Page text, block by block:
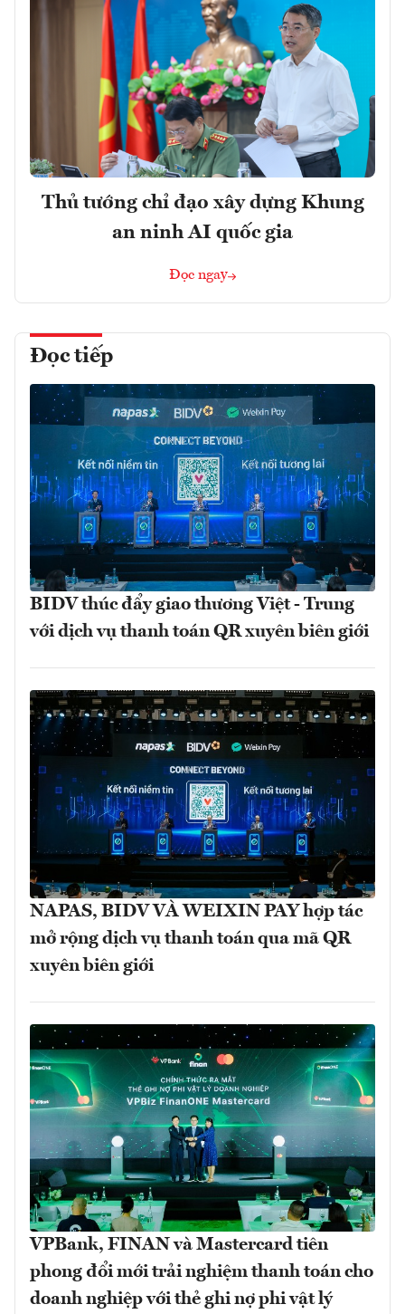
Thủ tướng chỉ đạo xây dựng Khung
an ninh AI quốc gia
Đọc ngay
Đọc tiếp
BIDV thúc đẩy giao thương Việt - Trung
với dịch vụ thanh toán QR xuyên biên giới
NAPAS, BIDV VÀ WEIXIN PAY hợp tác
mở rộng dịch vụ thanh toán qua mã QR
xuyên biên giới
VPBank, FINAN và Mastercard tiên
phong đổi mới trải nghiệm thanh toán cho
doanh nghiệp với thẻ ghi nợ phi vật lý